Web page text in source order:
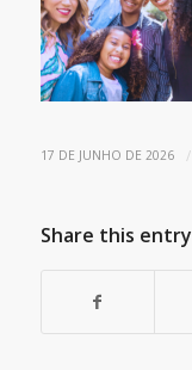
17 DE JUNHO DE 2026 /
Share this entry